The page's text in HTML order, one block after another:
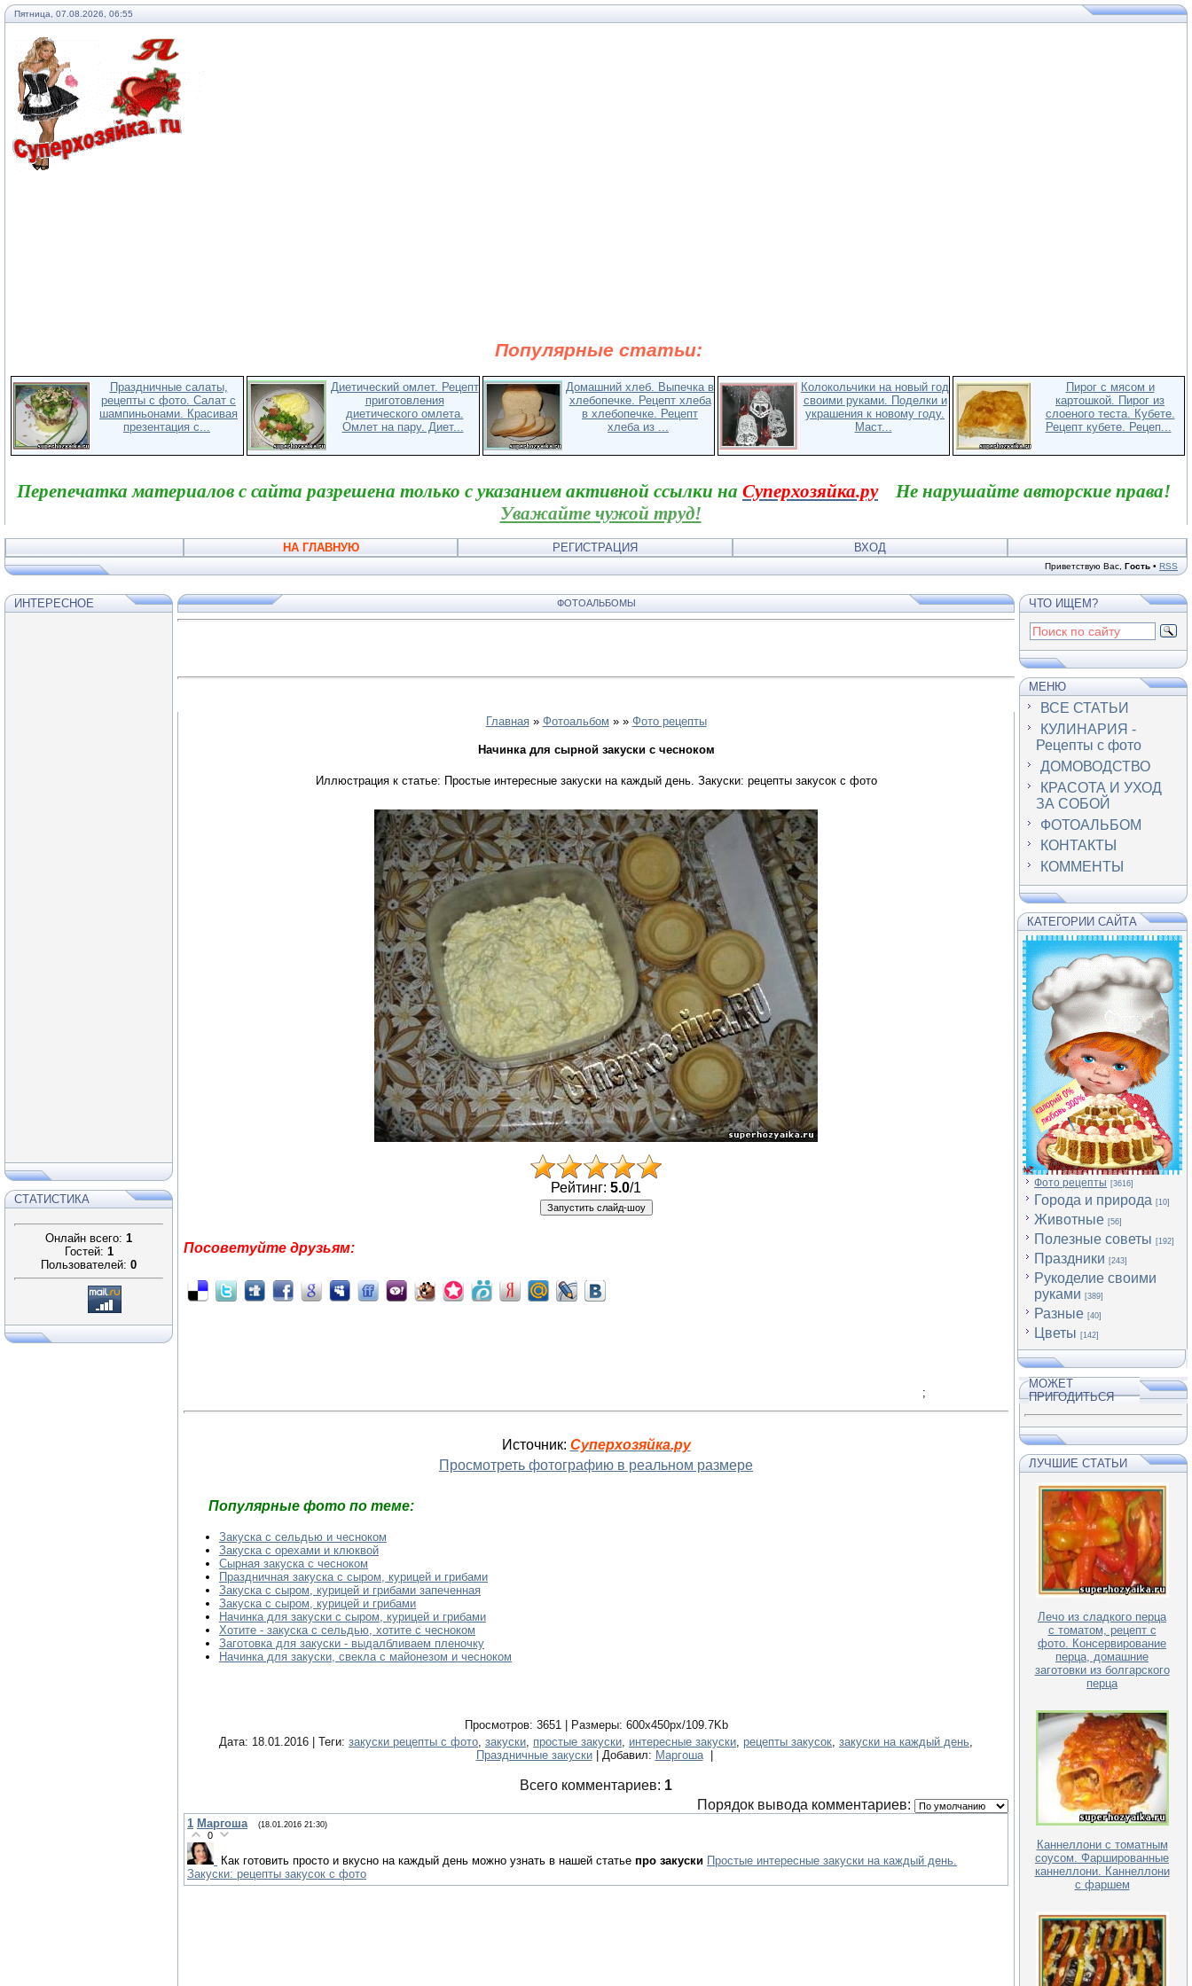
Пятница, 07.08.2026, 06:55
Популярные статьи:
Праздничные салаты,
рецепты с фото. Салат с
шампиньонами. Красивая
презентация с...
Диетический омлет. Рецепт
приготовления
диетического омлета.
Омлет на пару. Диет...
Домашний хлеб. Выпечка в
хлебопечке. Рецепт хлеба
в хлебопечке. Рецепт
хлеба из ...
Колокольчики на новый год
своими руками. Поделки и
украшения к новому году.
Маст...
Пирог с мясом и
картошкой. Пирог из
слоеного теста. Кубете.
Рецепт кубете. Рецеп...
Перепечатка материалов с сайта разрешена только с указанием активной ссылки на Суперхозяйка.руНе нарушайте авторские права!
Уважайте чужой труд!
НА ГЛАВНУЮ РЕГИСТРАЦИЯ ВХОД
Приветствую Вас Гость • RSS
ИНТЕРЕСНОЕ
СТАТИСТИКА
Онлайн всего: 1
Гостей: 1
Пользователей: 0
ФОТОАЛЬБОМЫ
Главная» Фотоальбом » » Фото рецепты
Начинка для сырной закуски с чесноком
Иллюстрация к статье: Простые интересные закуски на каждый день. Закуски: рецепты закусок с фото
Рейтинг: 5.0/1
Посоветуйте друзьям:
;
Источник: Суперхозяйка.ру
Просмотреть фотографию в реальном размере
Популярные фото по теме:
Закуска с сельдью и чесноком
Закуска с орехами и клюквой
Сырная закуска с чесноком
Праздничная закуска с сыром, курицей и грибами
Закуска с сыром, курицей и грибами запеченная
Закуска с сыром, курицей и грибами
Начинка для закуски с сыром, курицей и грибами
Хотите - закуска с сельдью, хотите с чесноком
Заготовка для закуски - выдалбливаем пленочку
Начинка для закуски, свекла с майонезом и чесноком
Просмотров: 3651 | Размеры: 600x450px/109.7Kb
Дата: 18.01.2016 | Теги: закуски рецепты с фото, закуски, простые закуски, интересные закуски, рецепты закусок, закуски на каждый день,
Праздничные закуски| Добавил: Маргоша|
Всего комментариев: 1
Порядок вывода комментариев:
1 Маргоша (18.01.2016 21:30)
0
Как готовить просто и вкусно на каждый день можно узнать в нашей статье про закуски Простые интересные закуски на каждый день.
Закуски: рецепты закусок с фото
ЧТО ИЩЕМ?
МЕНЮ
ВСЕ СТАТЬИ
КУЛИНАРИЯ -
Рецепты с фото
ДОМОВОДСТВО
КРАСОТА И УХОД
ЗА СОБОЙ
ФОТОАЛЬБОМ
КОНТАКТЫ
КОММЕНТЫ
КАТЕГОРИИ САЙТА
Фото рецепты [3616]
Города и природа [10]
Животные [56]
Полезные советы [192]
Праздники [243]
Рукоделие своими
руками [389]
Разные [40]
Цветы [142]
МОЖЕТ
ПРИГОДИТЬСЯ
ЛУЧШИЕ СТАТЬИ
Лечо из сладкого перца
с томатом, рецепт с
фото. Консервирование
перца, домашние
заготовки из болгарского
перца
Каннеллони с томатным
соусом. Фаршированные
каннеллони. Каннеллони
с фаршем